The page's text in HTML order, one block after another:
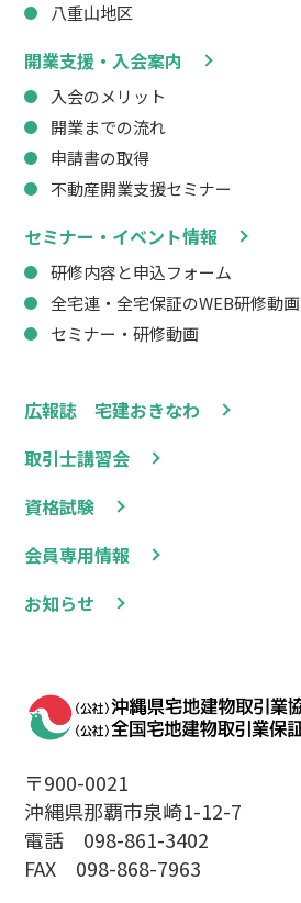
広報誌 宅建おきなわ
取引士講習会
資格試験
会員専用情報
お知らせ
八重山地区
開業支援・入会案内
入会のメリット
開業までの流れ
申請書の取得
不動産開業支援セミナー
セミナー・イベント情報
研修内容と申込フォーム
全宅連・全宅保証のWEB研修動画
セミナー・研修動画
〒900-0021
沖縄県那覇市泉崎1-12-7
電話 098-861-3402
FAX 098-868-7963